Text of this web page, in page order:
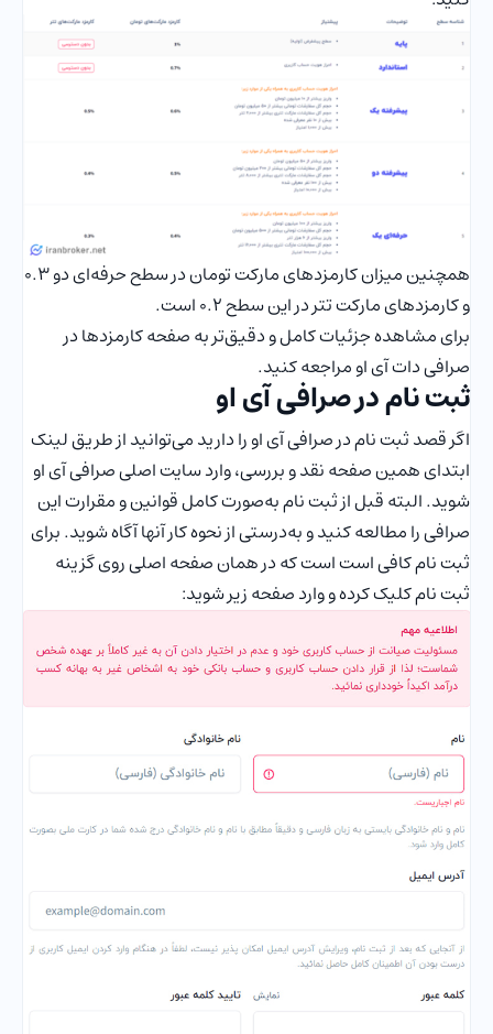
همچنین میزان کارمزدهای مارکت تومان در سطح حرفه‌ای دو 0.3
و کارمزدهای مارکت تتر در این سطح 0.2 است.
برای مشاهده جزئیات کامل و دقیق‌تر به صفحه کارمزدها در
صرافی دات آی او مراجعه کنید.
ثبت نام در صرافی آی او
اگر قصد ثبت نام در صرافی آی او را دارید می‌توانید از طریق لینک
ابتدای همین صفحه نقد و بررسی، وارد سایت اصلی صرافی آی او
شوید. البته قبل از ثبت نام به‌صورت کامل قوانین و مقرارت این
صرافی را مطالعه کنید و به‌درستی از نحوه کار آنها آگاه شوید. برای
ثبت نام کافی است است که در همان صفحه اصلی روی گزینه
ثبت نام کلیک کرده و وارد صفحه زیر شوید: